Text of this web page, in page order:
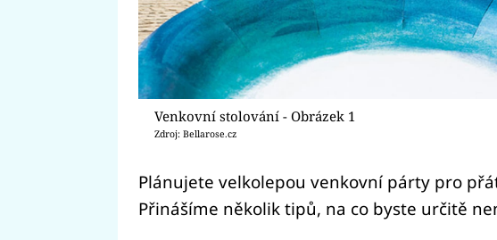
Venkovní stolování - Obrázek 1
Zdroj: Bellarose.cz
Plánujete velkolepou venkovní párty pro
Přinášíme několik tipů, na co byste určitě